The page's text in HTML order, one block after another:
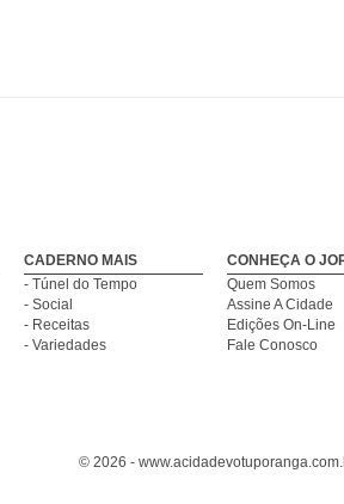
CADERNO MAIS
- Túnel do Tempo
- Social
- Receitas
- Variedades
CONHEÇA O
Quem Somos
Assine A Cidade
Edições On-Line
Fale Conosco
© 2026 -